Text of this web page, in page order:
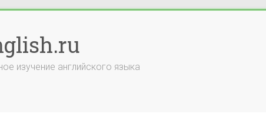
изучение английского языка